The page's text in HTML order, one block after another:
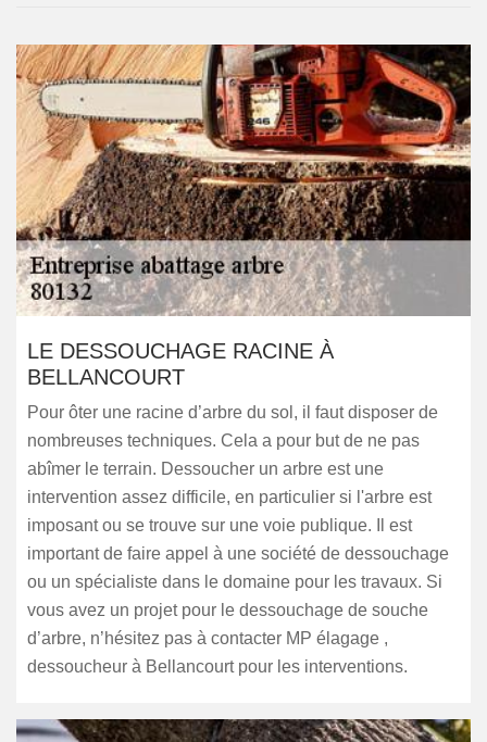
LE DESSOUCHAGE RACINE À
BELLANCOURT
Pour ôter une racine d’arbre du sol, il faut disposer de
nombreuses techniques. Cela a pour but de ne pas
abîmer le terrain. Dessoucher un arbre est une
intervention assez difficile, en particulier si l'arbre est
imposant ou se trouve sur une voie publique. Il est
important de faire appel à une société de dessouchage
ou un spécialiste dans le domaine pour les travaux. Si
vous avez un projet pour le dessouchage de souche
d’arbre, n’hésitez pas à contacter MP élagage ,
dessoucheur à Bellancourt pour les interventions.